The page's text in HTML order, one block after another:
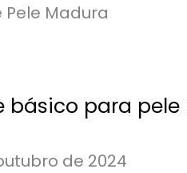
básico para
de 2024